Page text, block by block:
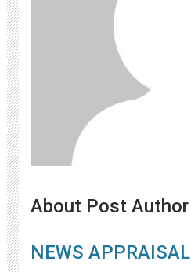
About Post Author
NEWS APPRAISAL